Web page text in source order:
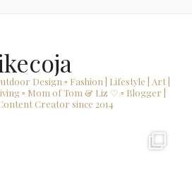
Design ▫ Fashion | Lifestyle | Art |
▫ Mom of Tom & Liz ♡ ▫ Blogger |
Creator since 2014